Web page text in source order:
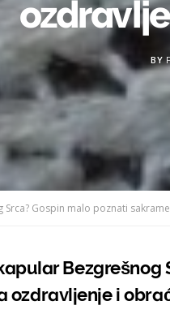
BY
Bezgrešnog
ozdravljenje i